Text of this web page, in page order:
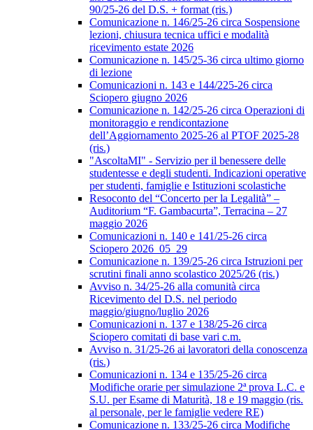
90/25-26 del D.S. + format (ris.)
Comunicazione n. 146/25-26 circa Sospensione
lezioni, chiusura tecnica uffici e modalità
ricevimento estate 2026
Comunicazione n. 145/25-36 circa ultimo giorno
di lezione
Comunicazioni n. 143 e 144/225-26 circa
Sciopero giugno 2026
Comunicazione n. 142/25-26 circa Operazioni di
monitoraggio e rendicontazione
dell’Aggiornamento 2025-26 al PTOF 2025-28
(ris.)
"AscoltaMI" - Servizio per il benessere delle
studentesse e degli studenti. Indicazioni operative
per studenti, famiglie e Istituzioni scolastiche
Resoconto del “Concerto per la Legalità” –
Auditorium “F. Gambacurta”, Terracina – 27
maggio 2026
Comunicazioni n. 140 e 141/25-26 circa
Sciopero 2026_05_29
Comunicazione n. 139/25-26 circa Istruzioni per
scrutini finali anno scolastico 2025/26 (ris.)
Avviso n. 34/25-26 alla comunità circa
Ricevimento del D.S. nel periodo
maggio/giugno/luglio 2026
Comunicazioni n. 137 e 138/25-26 circa
Sciopero comitati di base vari c.m.
Avviso n. 31/25-26 ai lavoratori della conoscenza
(ris.)
Comunicazioni n. 134 e 135/25-26 circa
Modifiche orarie per simulazione 2ª prova L.C. e
S.U. per Esame di Maturità, 18 e 19 maggio (ris.
al personale, per le famiglie vedere RE)
Comunicazione n. 133/25-26 circa Modifiche